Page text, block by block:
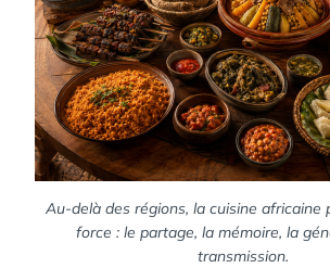
Au-delà des régions, la cuisine africaine
force : le partage, la mémoire, la
transmission.